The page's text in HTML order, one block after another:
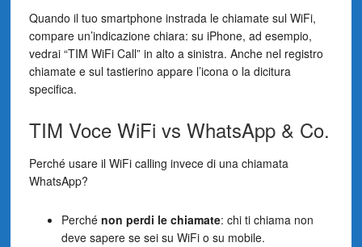
Quando il tuo smartphone instrada le chiamate sul WiFi,
compare un’indicazione chiara: su iPhone, ad esempio,
vedrai “TIM WiFi Call” in alto a sinistra. Anche nel registro
chiamate e sul tastierino appare l’icona o la dicitura
specifica.
TIM Voce WiFi vs WhatsApp & Co.
Perché usare il WiFi calling invece di una chiamata
WhatsApp?
Perché non perdi le chiamate: chi ti chiama non
deve sapere se sei su WiFi o su mobile.